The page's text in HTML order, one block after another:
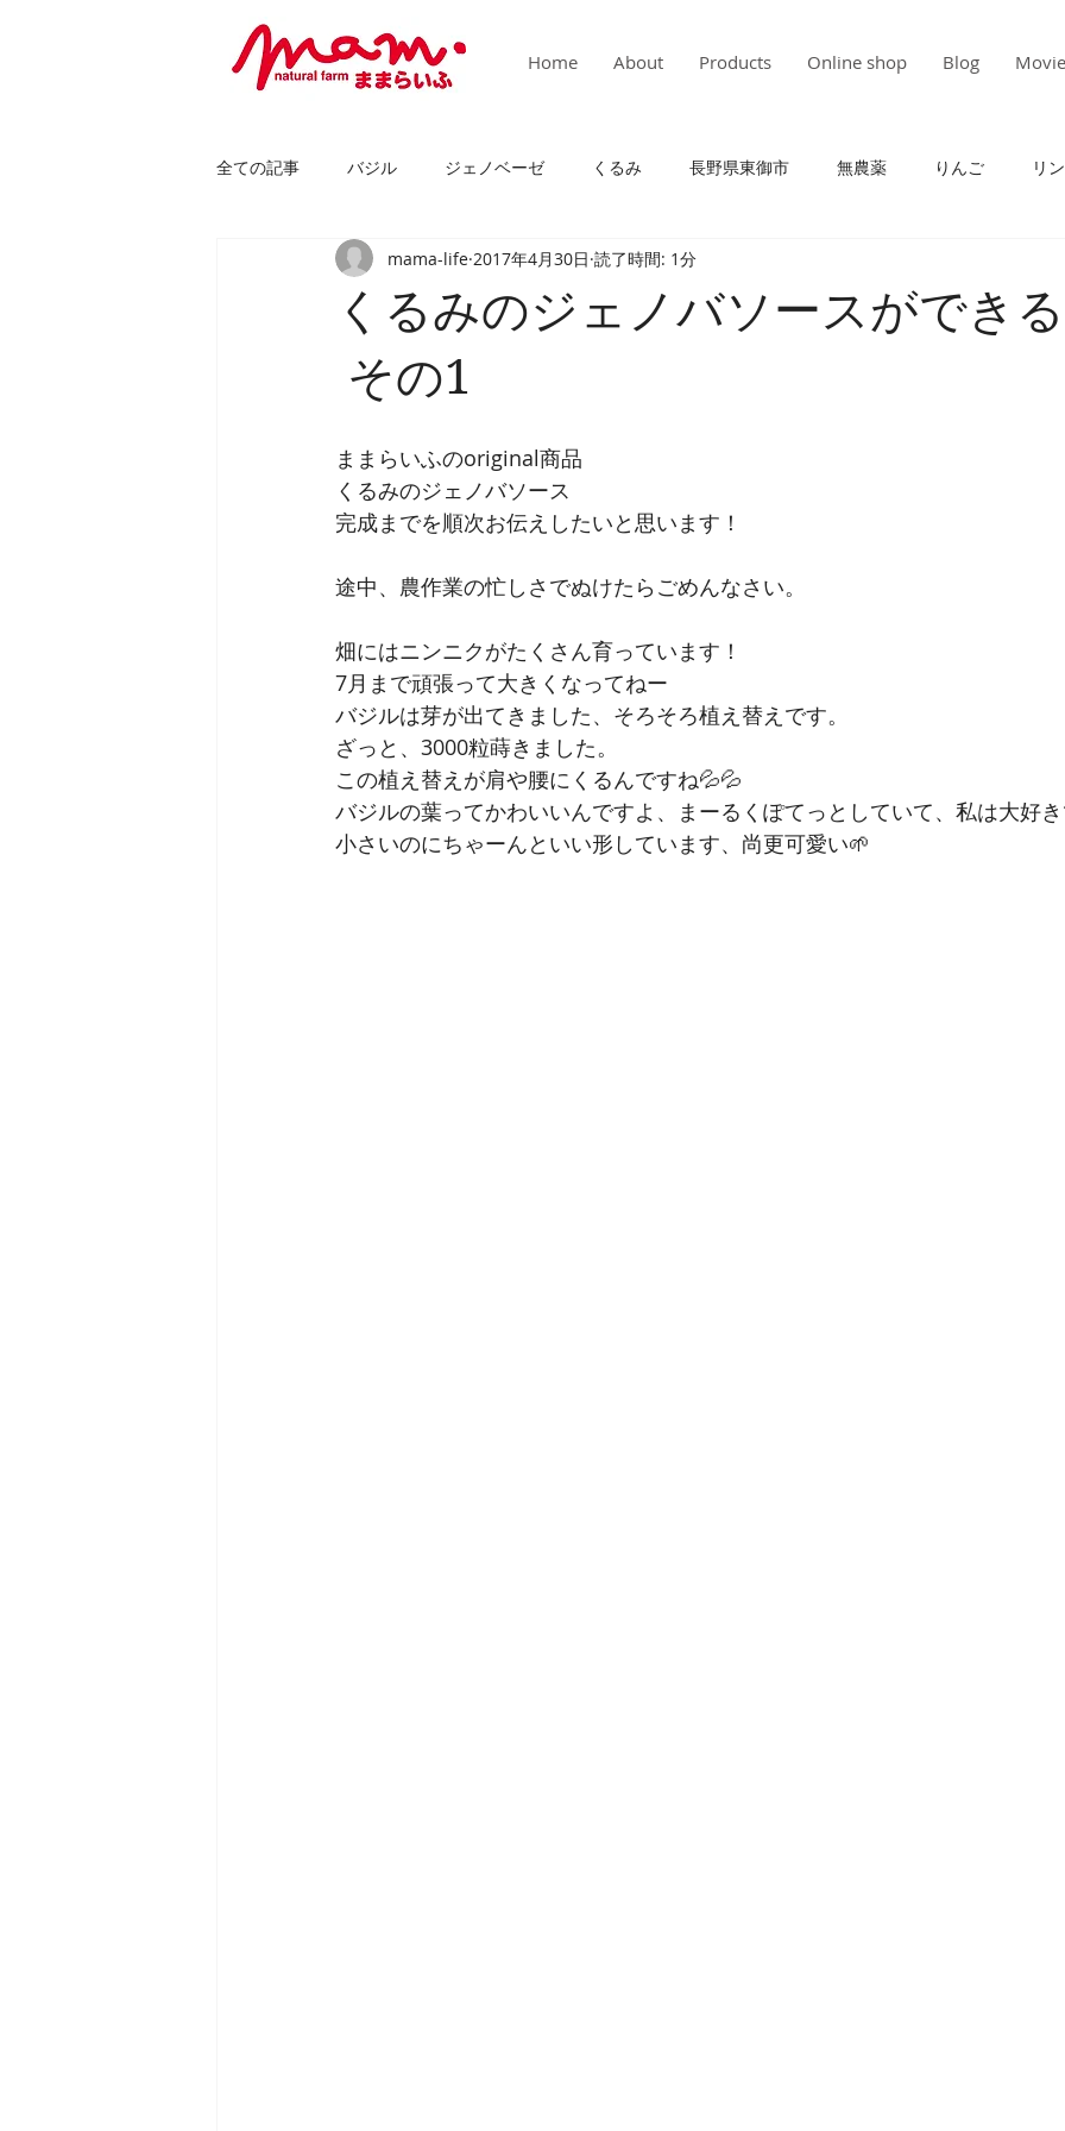
Home About Products Online shop Blog Movie
全ての記事 バジル ジェノベーゼ くるみ 長野県東御市 無農薬 りんご リ
国産バター使用 紅玉リンゴ ワインに合う
ブルーベリーの花 ギフトセット
くるみのジェノバソースができ
その1
mama-life 2017年4月30日 読了時間: 1分
ままらいふのoriginal商品
くるみのジェノバソース
完成までを順次お伝えしたいと思います！
途中、農作業の忙しさでぬけたらごめんなさい。
畑にはニンニクがたくさん育っています！
7月まで頑張って大きくなってねー
バジルは芽が出てきました、そろそろ植え替えです。
ざっと、3000粒蒔きました。
この植え替えが肩や腰にくるんですね💦💦
バジルの葉ってかわいいんですよ、まーるくぽてっとしていて、私は大好
小さいのにちゃーんといい形しています、尚更可愛い🌱